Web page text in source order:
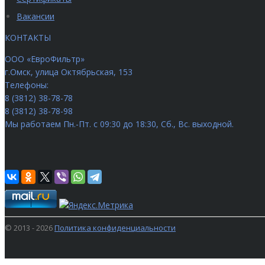
Вакансии
КОНТАКТЫ
ООО «ЕвроФильтр»
г.Омск, улица Октябрьская, 153
Телефоны:
8 (3812) 38-78-78
8 (3812) 38-78-98
Мы работаем Пн.-Пт. с 09:30 до 18:30, Сб., Вс. выходной.
© 2013 - 2026Политика конфиденциальности